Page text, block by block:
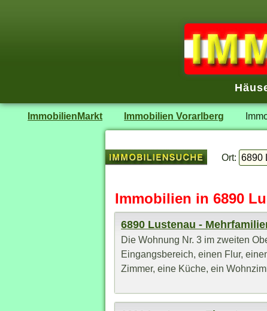
ImmobilienMarkt Immobilien Vorarlberg
Ort:
Immobilien in 6890
6890 Lustenau -
Die Wohnung Nr. 3 im zweiten
Eingangsbereich, einen Flur,
Zimmer, eine Küche, ein